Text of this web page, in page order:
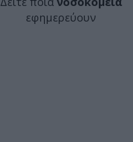
εφημερεύουν